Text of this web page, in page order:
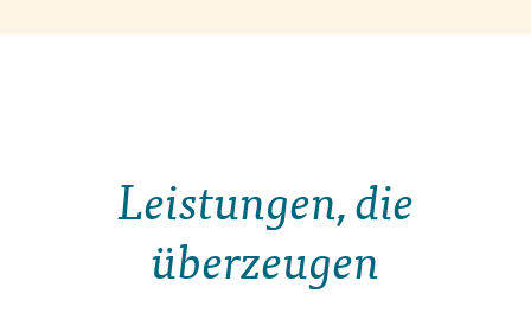
Leistungen, die
überzeugen